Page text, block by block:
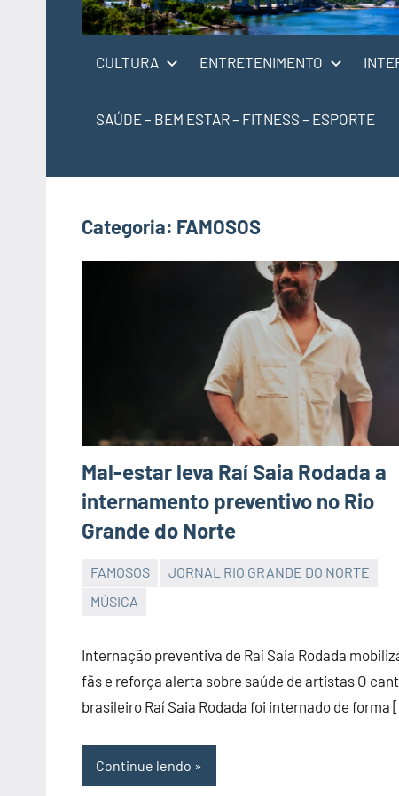
CULTURA ENTRETENIMENTO
SAÚDE – BEM ESTAR – FITNESS – ESPORTE
Categoria: FAMOSOS
Mal-estar leva Raí Saia Rodada a
internamento preventivo no Rio
Grande do Norte
FAMOSOS
JORNAL RIO GRANDE DO NORTE
MÚSICA
JORNAL
GRANDE
DO
NORTE
Internação preventiva de Raí Saia Rodada
fãs e reforça alerta sobre saúde de artistas O
brasileiro Raí Saia Rodada foi internado de forma
Continue lendo